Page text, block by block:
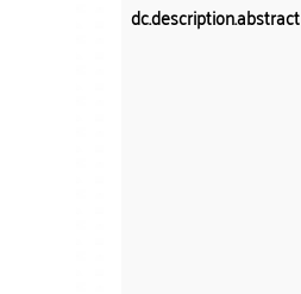
dc.description.abstract